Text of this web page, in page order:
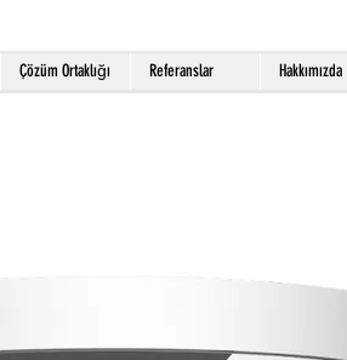
Çözüm Ortaklığı Referanslar Hakkımızda